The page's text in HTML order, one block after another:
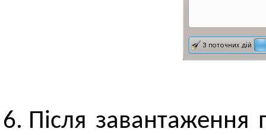
Після завантаження